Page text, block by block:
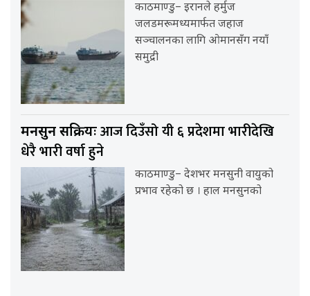
काठमाण्डु– इरानले हर्मुज
जलडमरूमध्यमार्फत जहाज
सञ्चालनका लागि ओमानसँग नयाँ
समुद्री
मनसुन सक्रियःआज दिउँसो यी ६ प्रदेशमा भारीदेखि
धेरै भारी वर्षा हुने
काठमाण्डु– देशभर मनसुनी वायुको
प्रभाव रहेको छ । हाल मनसुनको